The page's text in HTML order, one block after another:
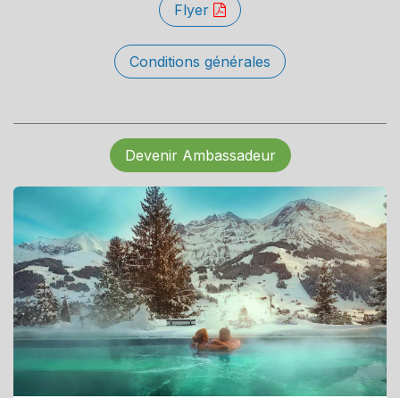
Flyer
Conditions générales
Devenir Ambassadeur